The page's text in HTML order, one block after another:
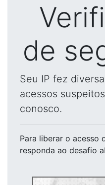
de
Seu IP fez
acessos
conosco.
Para liberar o acesso
responda ao desafio